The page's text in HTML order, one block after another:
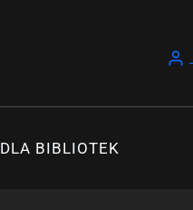
DLA BIBLIOTEK